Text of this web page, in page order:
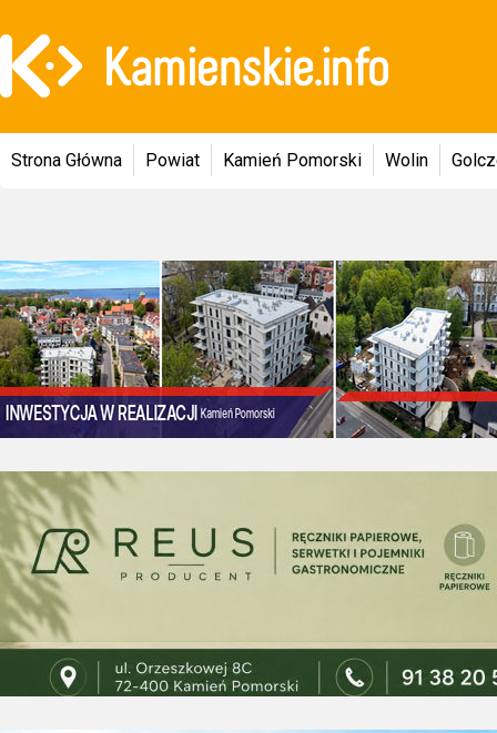
Strona Główna Powiat Kamień Pomorski Wolin